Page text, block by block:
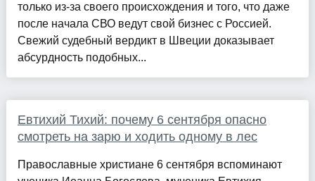
только из-за своего происхождения и того, что даже
после начала СВО ведут свой бизнес с Россией.
Свежий судебный вердикт в Швеции доказывает
абсурдность подобных...
Евтихий Тихий: почему 6 сентября опасно
смотреть на зарю и ходить одному в лес
Православные христиане 6 сентября вспоминают